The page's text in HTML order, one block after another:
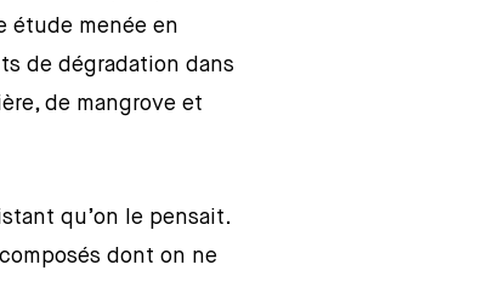
étude menée en
de dégradation dans
de mangrove et
qu’on le pensait.
dont on ne